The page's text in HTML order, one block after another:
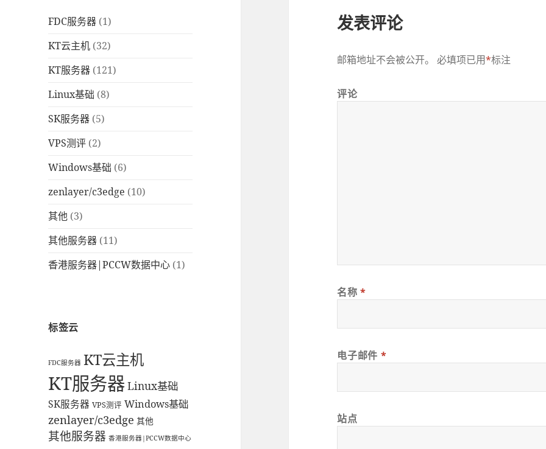
FDC服务器 (1)
KT云主机 (32)
KT服务器 (121)
Linux基础 (8)
SK服务器 (5)
VPS测评 (2)
Windows基础 (6)
zenlayer/c3edge (10)
其他 (3)
其他服务器 (11)
香港服务器|PCCW数据中心 (1)
标签云
FDC服务器 KT云主机
KT服务器Linux基础
SK服务器 VPS测评 Windows基础
zenlayer/c3edge 其他
其他服务器 香港服务器|PCCW数据中心
发表评论
邮箱地址不会被公开。 必填项已用*标注
评论
名称*
电子邮件 *
站点